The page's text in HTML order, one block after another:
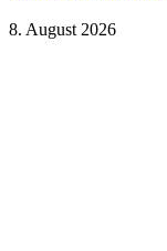
8. August 2026